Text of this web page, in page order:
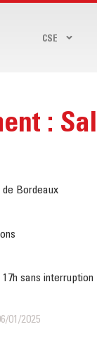
CSE
:
de Bordeaux
sans interruption
01/2025